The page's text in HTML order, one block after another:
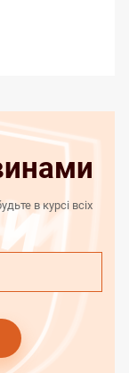
в курсі всіх